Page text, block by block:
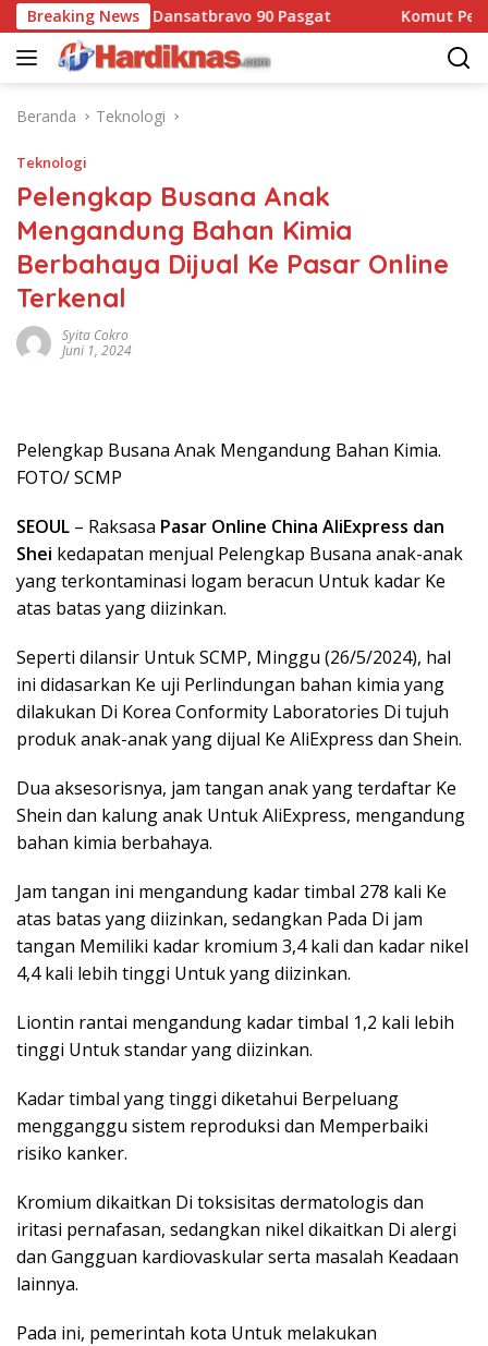
Langsung
ke
konten
Breaking News
Jabat Dansatbravo 90 Pasgat Komut
Beranda Teknologi
Teknologi
Pelengkap Busana Anak
Mengandung Bahan Kimia
Berbahaya Dijual Ke Pasar Online
Terkenal
Syita Cokro
Juni 1, 2024
Pelengkap Busana Anak Mengandung Bahan Kimia.
FOTO/ SCMP
SEOUL – Raksasa Pasar Online China AliExpress dan
Shei kedapatan menjual Pelengkap Busana anak-anak
yang terkontaminasi logam beracun Untuk kadar Ke
atas batas yang diizinkan.
Seperti dilansir Untuk SCMP, Minggu (26/5/2024), hal
ini didasarkan Ke uji Perlindungan bahan kimia yang
dilakukan Di Korea Conformity Laboratories Di tujuh
produk anak-anak yang dijual Ke AliExpress dan Shein.
Dua aksesorisnya, jam tangan anak yang terdaftar Ke
Shein dan kalung anak Untuk AliExpress, mengandung
bahan kimia berbahaya.
Jam tangan ini mengandung kadar timbal 278 kali Ke
atas batas yang diizinkan, sedangkan Pada Di jam
tangan Memiliki kadar kromium 3,4 kali dan kadar nikel
4,4 kali lebih tinggi Untuk yang diizinkan.
Liontin rantai mengandung kadar timbal 1,2 kali lebih
tinggi Untuk standar yang diizinkan.
Kadar timbal yang tinggi diketahui Berpeluang
mengganggu sistem reproduksi dan Memperbaiki
risiko kanker.
Kromium dikaitkan Di toksisitas dermatologis dan
iritasi pernafasan, sedangkan nikel dikaitkan Di alergi
dan Gangguan kardiovaskular serta masalah Keadaan
lainnya.
Pada ini, pemerintah kota Untuk melakukan